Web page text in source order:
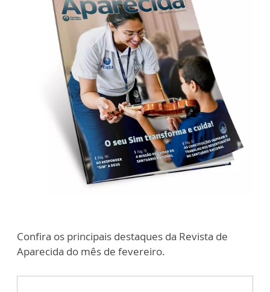
Confira os principais destaques da Revista de
Aparecida do mês de fevereiro.